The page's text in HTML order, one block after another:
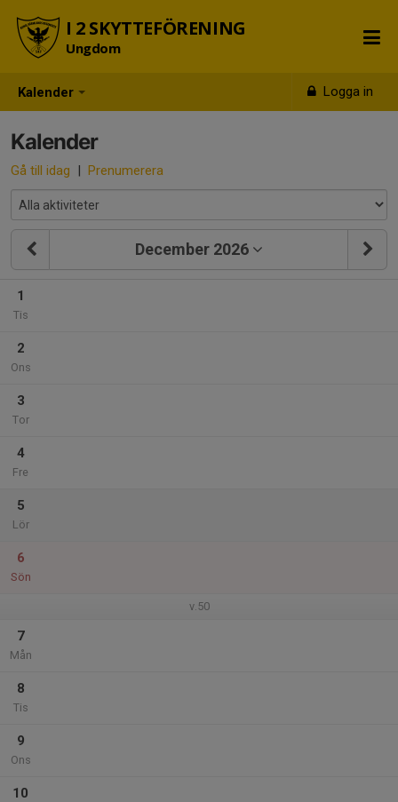
Kalender Logga in
I 2 SKYTTEFÖRENING
Ungdom
Kalender
Gå till idag | Prenumerera
December 2026
1
Tis
2
Ons
3
Tor
4
Fre
5
Lör
6
Sön
v.50
7
Mån
8
Tis
9
Ons
10